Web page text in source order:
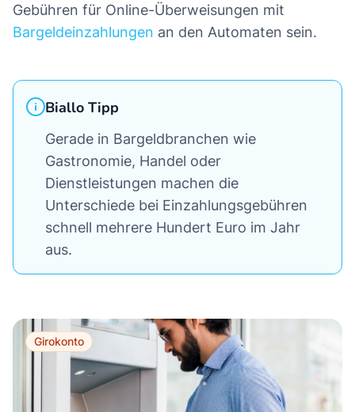
Gebühren für Online-Überweisungen mit
Bargeldeinzahlungen an den Automaten sein.
Biallo Tipp
Gerade in Bargeldbranchen wie
Gastronomie, Handel oder
Dienstleistungen machen die
Unterschiede bei Einzahlungsgebühren
schnell mehrere Hundert Euro im Jahr
aus.
Girokonto